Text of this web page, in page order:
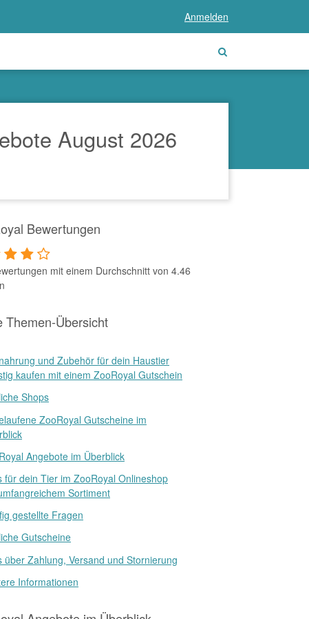
Anmelden
August 2026
Bewertungen
mit einem Durchschnitt von 4.46
Themen-Übersicht
und Zubehör für dein Haustier
kaufen mit einem ZooRoyal Gutschein
Shops
ZooRoyal Gutscheine im
Angebote im Überblick
für dein Tier im ZooRoyal Onlineshop
Sortiment
gestellte Fragen
Gutscheine
über Zahlung, Versand und Stornierung
Informationen